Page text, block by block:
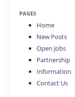
PAGES
Home
New Posts
Open Jobs
Partnership
Information
Contact Us